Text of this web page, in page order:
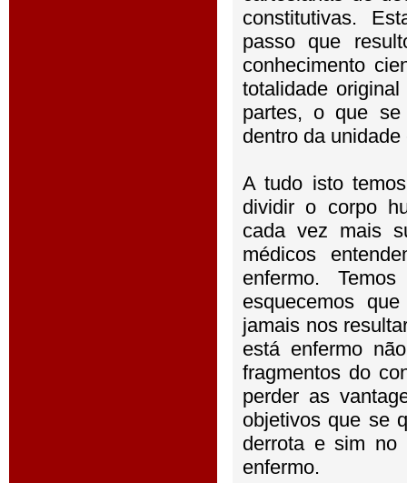
constitutivas.
passo que
conhecimento
totalidade
partes, o que se
dentro da
A tudo isto
dividir o corpo
cada vez mais
médicos
enfermo.
esquecemos
jamais nos
está enfermo
fragmentos do
perder as
objetivos que se
derrota e sim no
enfermo.